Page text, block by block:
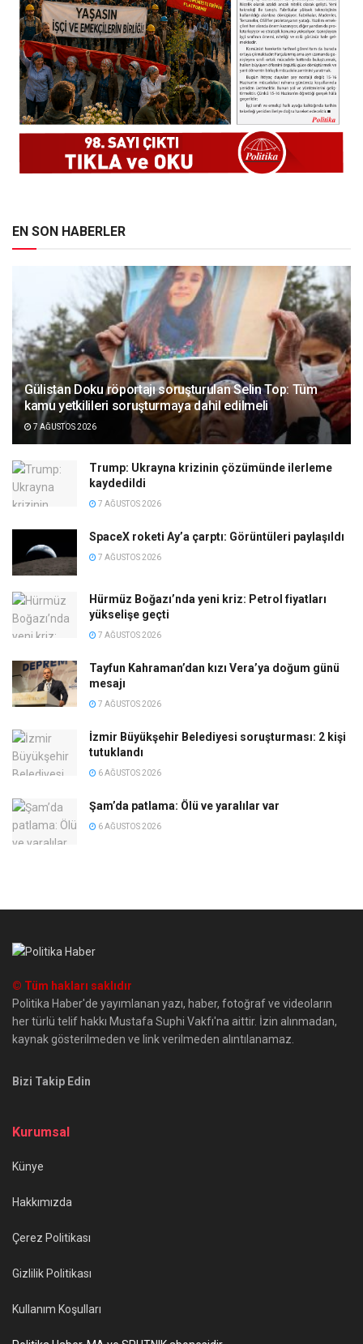
EN SON HABERLER
Gülistan Doku röportajı soruşturulan Selin Top: Tüm
kamu yetkilileri soruşturmaya dahil edilmeli
7 AĞUSTOS 2026
Trump: Ukrayna krizinin çözümünde ilerleme
kaydedildi
7 AĞUSTOS 2026
SpaceX roketi Ay’a çarptı: Görüntüleri paylaşıldı
7 AĞUSTOS 2026
Hürmüz Boğazı’nda yeni kriz: Petrol fiyatları
yükselişe geçti
7 AĞUSTOS 2026
Tayfun Kahraman’dan kızı Vera’ya doğum günü
mesajı
7 AĞUSTOS 2026
İzmir Büyükşehir Belediyesi soruşturması: 2 kişi
tutuklandı
6 AĞUSTOS 2026
Şam’da patlama: Ölü ve yaralılar var
6 AĞUSTOS 2026
© Tüm hakları saklıdır
Politika Haber'de yayımlanan yazı, haber, fotoğraf ve videoların
her türlü telif hakkı Mustafa Suphi Vakfı'na aittir. İzin alınmadan,
kaynak gösterilmeden ve link verilmeden alıntılanamaz.
Bizi Takip Edin
Kurumsal
Künye
Hakkımızda
Çerez Politikası
Gizlilik Politikası
Kullanım Koşulları